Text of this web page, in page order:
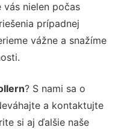
vás nielen počas
prípadnej
vážne a snažíme
? S nami sa o
a kontaktujte
si aj ďalšie naše